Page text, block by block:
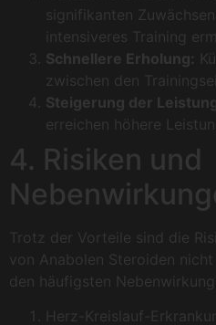
signifikanten
intensiveres Training
Schnellere Erholung:
zwischen den
Steigerung der
erreichen höhere
4. Risiken und
Trotz der Vorteile sind die
von Anabolen Steroiden
den häufigsten
Herz-Kreislauf-